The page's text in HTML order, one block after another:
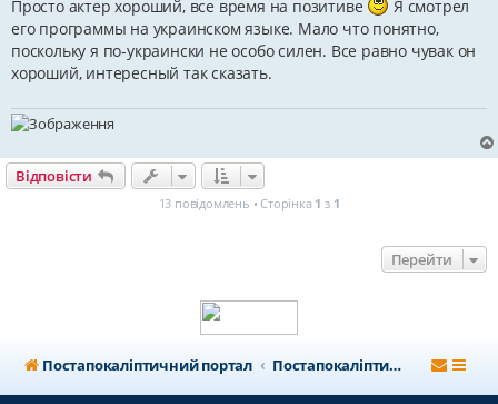
і
д
о
м
л
н
н
Просто актер хороший, все время на позитиве
Я смотрел
его программы на украинском языке. Мало что понятно,
поскольку я по-украински не особо силен. Все равно чувак он
хороший, интересный так сказать.
Відповісти
13 повідомлень • Сторінка 1 з 1
Перейти
Постапокаліптичний портал Постапокаліптичний форум